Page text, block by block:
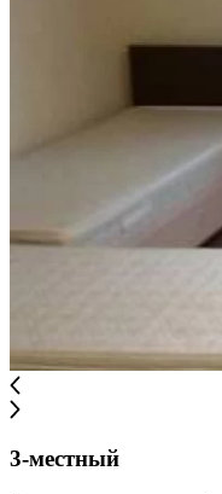
3-местный